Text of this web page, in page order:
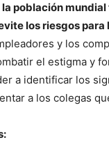
la población
los riesgos
y los
el estigma y
a identificar los
a los colegas